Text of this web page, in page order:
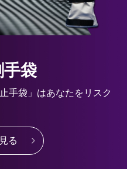
手袋
手袋」はあなたをリスク
る